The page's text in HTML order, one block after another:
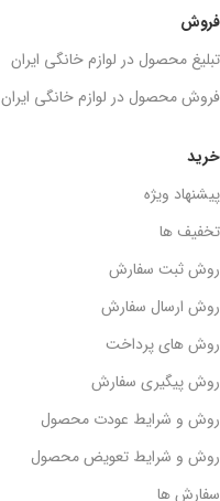
خرید
پیشنهاد ویژه
تخفیف ها
روش ثبت سفارش
روش ارسال سفارش
روش های پرداخت
روش پیگیری سفارش
روش و شرایط عودت محصول
روش و شرایط تعویض محصول
سفارش ها
فروش
تبلیغ محصول در لوازم خانگی ایران
فروش محصول در لوازم خانگی ایران